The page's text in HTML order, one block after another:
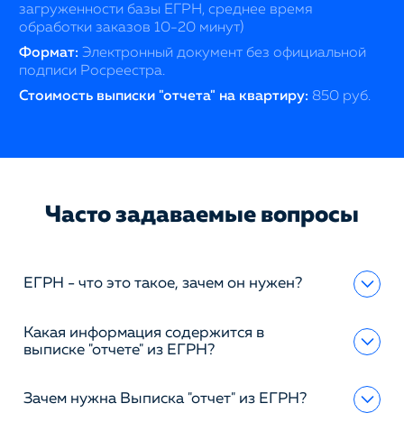
загруженности базы ЕГРН, среднее время
обработки заказов 10-20 минут)
Формат: Электронный документ без официальной
подписи Росреестра.
Стоимость выписки "отчета" на квартиру: 850 руб.
Часто задаваемые вопросы
ЕГРН - что это такое, зачем он нужен?
Какая информация содержится в
выписке "отчете" из ЕГРН?
Зачем нужна Выписка "отчет" из ЕГРН?